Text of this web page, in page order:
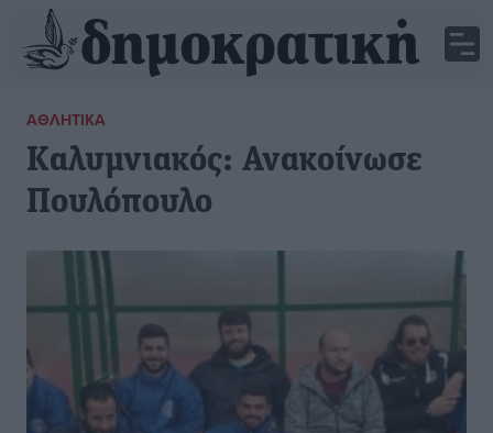
ΑΘΛΗΤΙΚΆ
Καλυμνιακός: Ανακοίνωσε
Πουλόπουλο